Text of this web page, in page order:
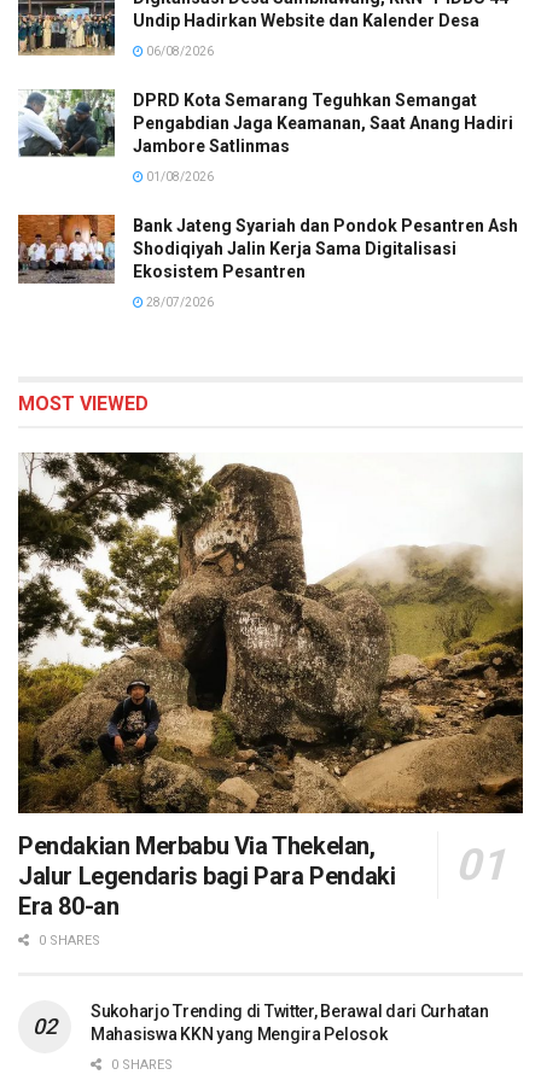
Undip Hadirkan Website dan Kalender Desa
06/08/2026
DPRD Kota Semarang Teguhkan Semangat
Pengabdian Jaga Keamanan, Saat Anang Hadiri
Jambore Satlinmas
01/08/2026
Bank Jateng Syariah dan Pondok Pesantren Ash
Shodiqiyah Jalin Kerja Sama Digitalisasi
Ekosistem Pesantren
28/07/2026
MOST VIEWED
Pendakian Merbabu Via Thekelan,
Jalur Legendaris bagi Para Pendaki
Era 80-an
0 SHARES
Sukoharjo Trending di Twitter, Berawal dari Curhatan
Mahasiswa KKN yang Mengira Pelosok
0 SHARES